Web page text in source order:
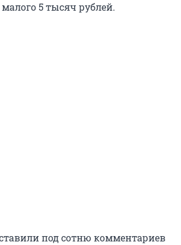
5 тысяч рублей.
под сотню комментариев